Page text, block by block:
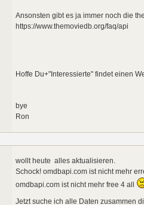
Ansonsten gibt es ja immer noch die
https://www.themoviedb.org/faq/api
Hoffe Du+"Interessierte" findet einen
bye
Ron
wollt heute alles aktualisieren.
Schock! omdbapi.com ist nicht mehr
omdbapi.com ist nicht mehr free 4 all
Jetzt suche ich alle Daten zusammen